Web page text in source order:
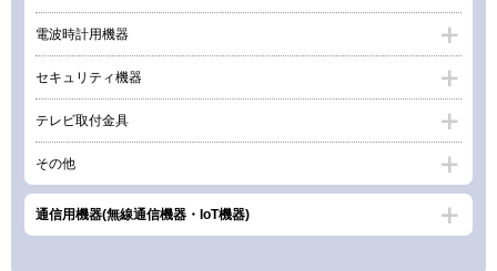
電波時計用機器
セキュリティ機器
テレビ取付金具
その他
通信用機器(無線通信機器・IoT機器)